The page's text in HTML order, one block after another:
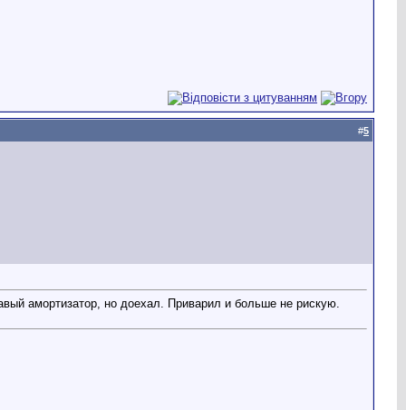
#5
амортизатор, но доехал. Приварил и больше не рискую.